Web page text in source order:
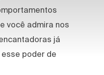
você admira nos
já
poder de